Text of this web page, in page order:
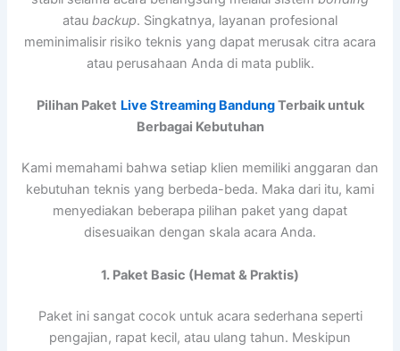
atau backup. Singkatnya, layanan profesional
meminimalisir risiko teknis yang dapat merusak citra acara
atau perusahaan Anda di mata publik.
Pilihan Paket Live Streaming BandungTerbaik untuk
Berbagai Kebutuhan
Kami memahami bahwa setiap klien memiliki anggaran dan
kebutuhan teknis yang berbeda-beda. Maka dari itu, kami
menyediakan beberapa pilihan paket yang dapat
disesuaikan dengan skala acara Anda.
1. Paket Basic (Hemat & Praktis)
Paket ini sangat cocok untuk acara sederhana seperti
pengajian, rapat kecil, atau ulang tahun. Meskipun